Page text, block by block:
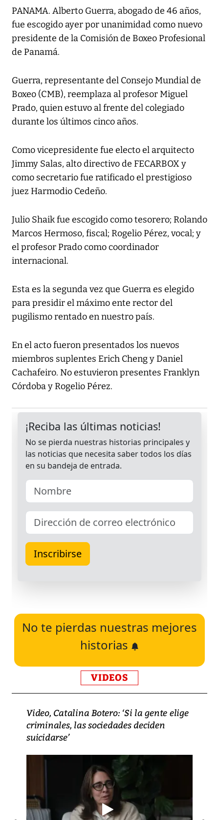
PANAMA. Alberto Guerra, abogado de 46 años,
fue escogido ayer por unanimidad como nuevo
presidente de la Comisión de Boxeo Profesional
de Panamá.
Guerra, representante del Consejo Mundial de
Boxeo (CMB), reemplaza al profesor Miguel
Prado, quien estuvo al frente del colegiado
durante los últimos cinco años.
Como vicepresidente fue electo el arquitecto
Jimmy Salas, alto directivo de FECARBOX y
como secretario fue ratificado el prestigioso
juez Harmodio Cedeño.
Julio Shaik fue escogido como tesorero; Rolando
Marcos Hermoso, fiscal; Rogelio Pérez, vocal; y
el profesor Prado como coordinador
internacional.
Esta es la segunda vez que Guerra es elegido
para presidir el máximo ente rector del
pugilismo rentado en nuestro país.
En el acto fueron presentados los nuevos
miembros suplentes Erich Cheng y Daniel
Cachafeiro. No estuvieron presentes Franklyn
Córdoba y Rogelio Pérez.
No te pierdas nuestras mejores
historias
VIDEOS
Video, Catalina Botero: ‘Si la gente elige
criminales, las sociedades deciden
suicidarse’